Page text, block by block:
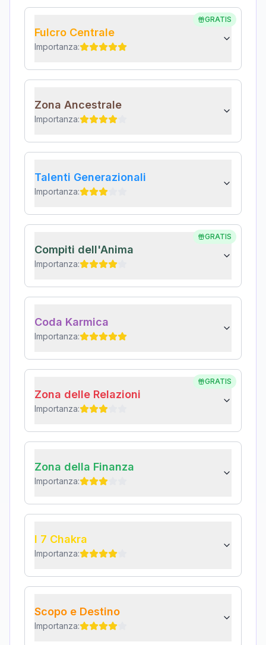
GRATIS
Fulcro Centrale
Importanza:
Zona Ancestrale
Importanza:
Talenti Generazionali
Importanza:
GRATIS
Compiti dell'Anima
Importanza:
Coda Karmica
Importanza:
GRATIS
Zona delle Relazioni
Importanza:
Zona della Finanza
Importanza:
I 7 Chakra
Importanza:
Scopo e Destino
Importanza: